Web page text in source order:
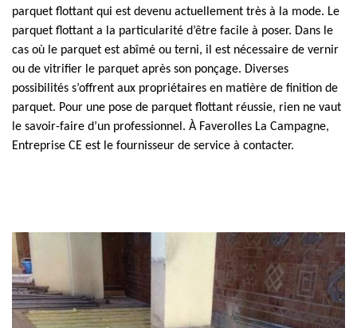
parquet flottant qui est devenu actuellement très à la mode. Le
parquet flottant a la particularité d’être facile à poser. Dans le
cas où le parquet est abîmé ou terni, il est nécessaire de vernir
ou de vitrifier le parquet après son ponçage. Diverses
possibilités s’offrent aux propriétaires en matière de finition de
parquet. Pour une pose de parquet flottant réussie, rien ne vaut
le savoir-faire d’un professionnel. À Faverolles La Campagne,
Entreprise CE est le fournisseur de service à contacter.